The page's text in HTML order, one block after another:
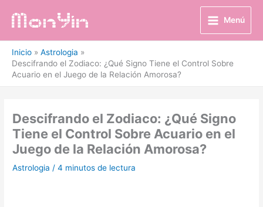
Menú
Inicio
Astrologia
Descifrando el Zodiaco: ¿Qué Signo Tiene el Control Sobre
Acuario en el Juego de la Relación Amorosa?
Descifrando el Zodiaco: ¿Qué Signo
Tiene el Control Sobre Acuario en el
Juego de la Relación Amorosa?
Astrologia /4 minutos de lectura